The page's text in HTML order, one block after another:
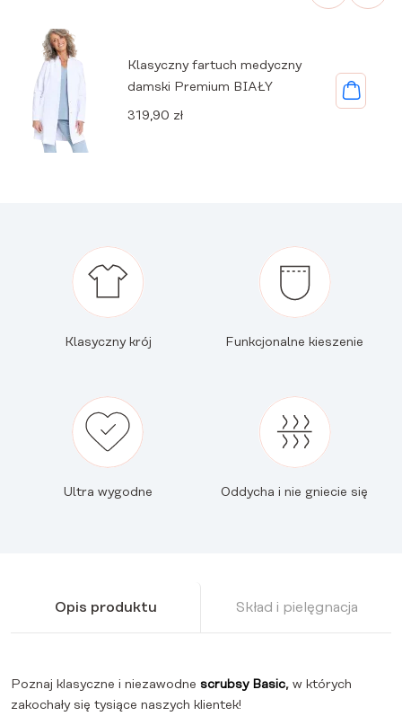
Klasyczny fartuch medyczny
damski Premium BIAŁY
319,90 zł
Klasyczny krój Funkcjonalne kieszenie
Ultra wygodne Oddycha i nie gniecie się
Opis produktu Skład i pielęgnacja
Poznaj klasyczne i niezawodne scrubsy Basic, w których
zakochały się tysiące naszych klientek!